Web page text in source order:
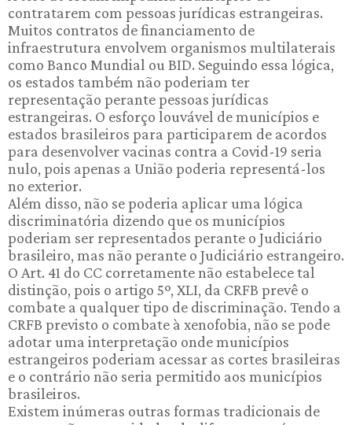
contratarem com pessoas jurídicas estrangeiras.
Muitos contratos de financiamento de
infraestrutura envolvem organismos multilaterais
como Banco Mundial ou BID. Seguindo essa lógica,
os estados também não poderiam ter
representação perante pessoas jurídicas
estrangeiras. O esforço louvável de municípios e
estados brasileiros para participarem de acordos
para desenvolver vacinas contra a Covid-19 seria
nulo, pois apenas a União poderia representá-los
no exterior.
Além disso, não se poderia aplicar uma lógica
discriminatória dizendo que os municípios
poderiam ser representados perante o Judiciário
brasileiro, mas não perante o Judiciário estrangeiro.
O Art. 41 do CC corretamente não estabelece tal
distinção, pois o artigo 5º, XLI, da CRFB prevê o
combate a qualquer tipo de discriminação. Tendo a
CRFB previsto o combate à xenofobia, não se pode
adotar uma interpretação onde municípios
estrangeiros poderiam acessar as cortes brasileiras
e o contrário não seria permitido aos municípios
brasileiros.
Existem inúmeras outras formas tradicionais de